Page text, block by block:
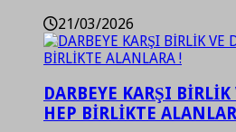
21/03/2026
DARBEYE KARŞI
HEP BİRLİKTE